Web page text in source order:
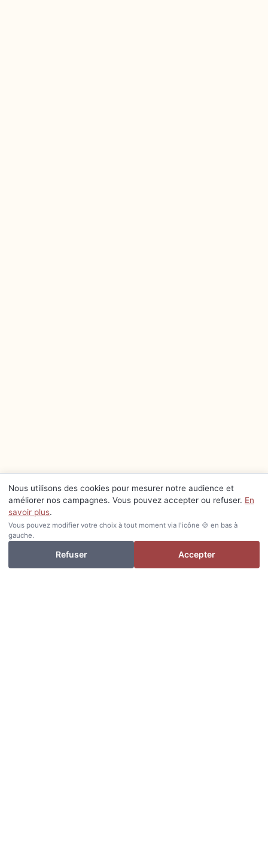
Je veux investir ou revendre
Nous utilisons des cookies pour mesurer notre audience et
améliorer nos campagnes. Vous pouvez accepter ou refuser. En
savoir plus.
Vous pouvez modifier votre choix à tout moment via l'icône 🍪 en bas à
gauche.
Refuser Accepter